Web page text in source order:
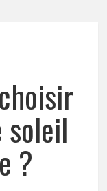
soleil
?